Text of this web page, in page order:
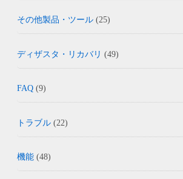
その他製品・ツール (25)
ディザスタ・リカバリ (49)
FAQ (9)
トラブル (22)
機能 (48)